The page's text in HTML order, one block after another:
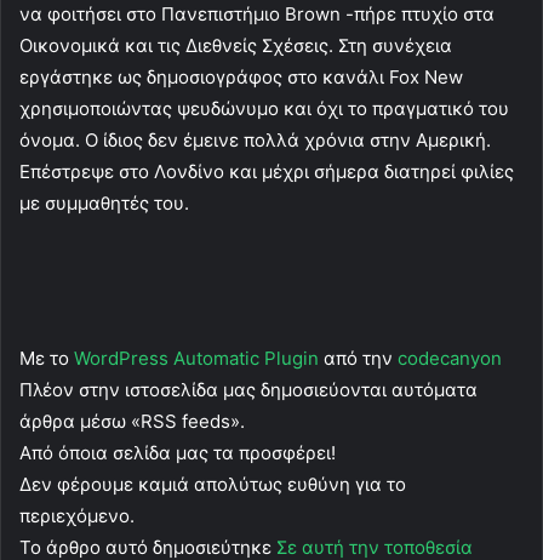
να φοιτήσει στο Πανεπιστήμιο Brown -πήρε πτυχίο στα
Οικονομικά και τις Διεθνείς Σχέσεις. Στη συνέχεια
εργάστηκε ως δημοσιογράφος στο κανάλι Fox New
χρησιμοποιώντας ψευδώνυμο και όχι το πραγματικό του
όνομα. Ο ίδιος δεν έμεινε πολλά χρόνια στην Αμερική.
Επέστρεψε στο Λονδίνο και μέχρι σήμερα διατηρεί φιλίες
με συμμαθητές του.
Με το WordPress Automatic Plugin από την codecanyon
Πλέον στην ιστοσελίδα μας δημοσιεύονται αυτόματα
άρθρα μέσω «RSS feeds».
Από όποια σελίδα μας τα προσφέρει!
Δεν φέρουμε καμιά απολύτως ευθύνη για το
περιεχόμενο.
Το άρθρο αυτό δημοσιεύτηκε Σε αυτή την τοποθεσία